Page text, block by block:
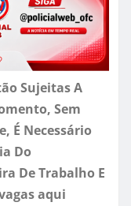
Sujeitas A
Sem
É Necessário
Do
De Trabalho E
aqui